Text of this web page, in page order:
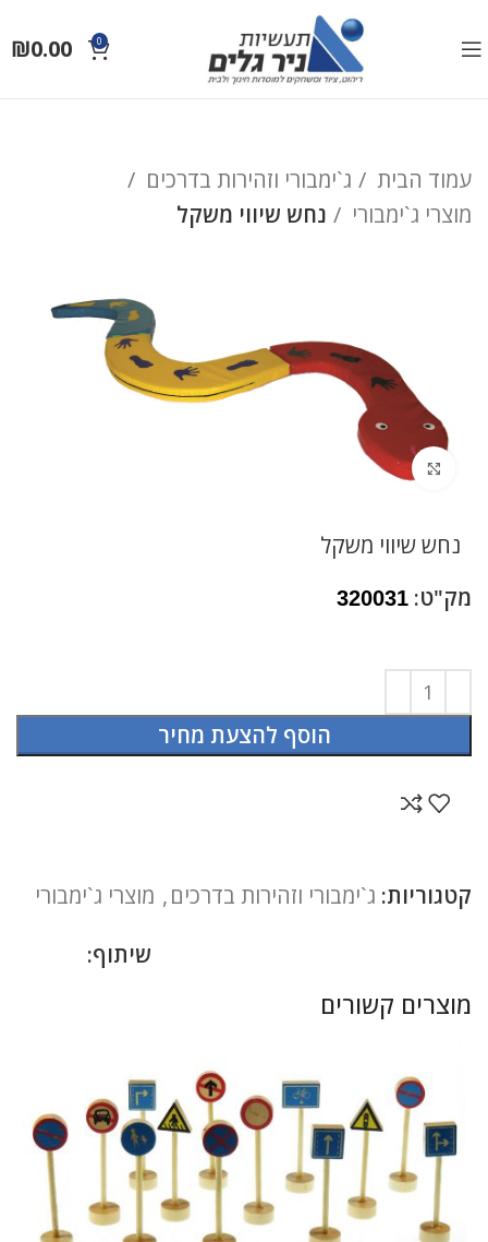
0
₪0.00
עמוד הבית
ג`ימבורי וזהירות בדרכים
מוצרי ג`ימבורי
נחש שיווי משקל
לחץ להגדלה
נחש שיווי משקל
מק"ט: 320031
הוסף להצעת מחיר
קטגוריות: ג`ימבורי וזהירות בדרכים, מוצרי ג`ימבורי
שיתוף:
מוצרים קשורים